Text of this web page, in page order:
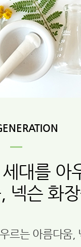
대를 아
넥슨 화
르는 아름다움,